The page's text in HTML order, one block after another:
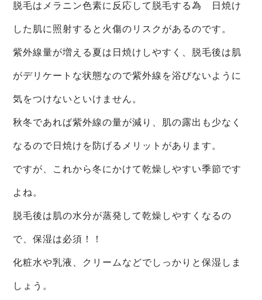
脱毛はメラニン色素に反応して脱毛する為 日焼け
した肌に照射すると火傷のリスクがあるのです。
紫外線量が増える夏は日焼けしやすく、脱毛後は肌
がデリケートな状態なので紫外線を浴びないように
気をつけないといけません。
秋冬であれば紫外線の量が減り、肌の露出も少なく
なるので日焼けを防げるメリットがあります。
ですが、これから冬にかけて乾燥しやすい季節です
よね。
脱毛後は肌の水分が蒸発して乾燥しやすくなるの
で、保湿は必須！！
化粧水や乳液、クリームなどでしっかりと保湿しま
しょう。